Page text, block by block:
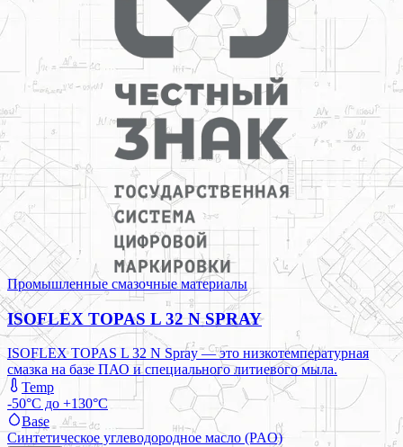
Промышленные смазочные материалы
ISOFLEX TOPAS L 32 N SPRAY
ISOFLEX TOPAS L 32 N Spray — это низкотемпературная
смазка на базе ПАО и специального литиевого мыла.
Temp
-50°C до +130°C
Base
Синтетическое углеводородное масло (PAO)